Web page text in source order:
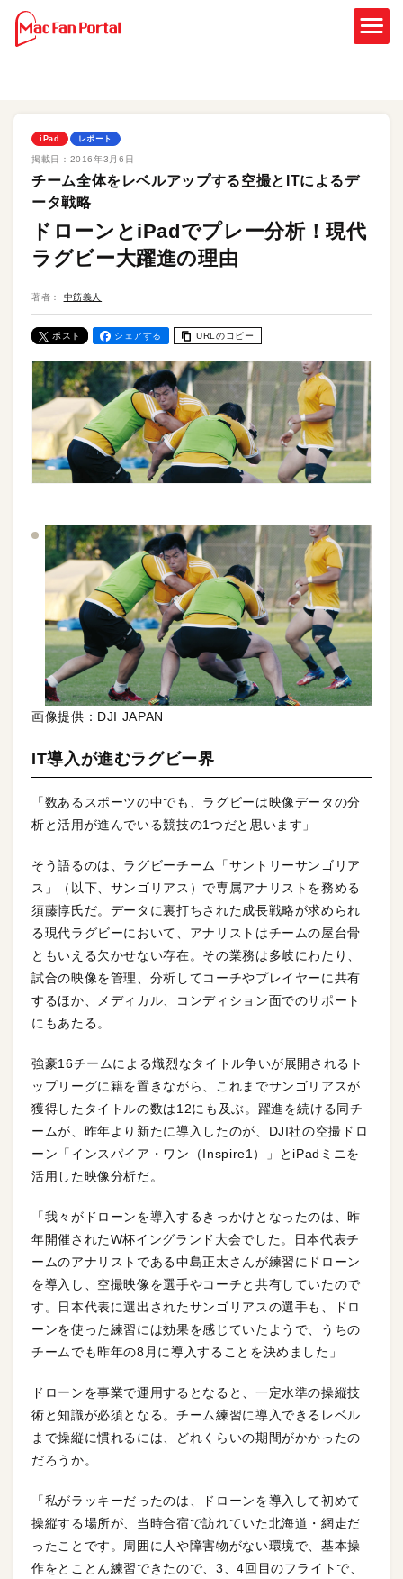
iPad レポート
掲載日： 2016年3月6日
チーム全体をレベルアップする空撮とITによるデ
ータ戦略
ドローンとiPadでプレー分析！現代
ラグビー大躍進の理由
著者： 中筋義人
ポスト シェアする URLのコピー
画像提供：DJI JAPAN
IT導入が進むラグビー界
「数あるスポーツの中でも、ラグビーは映像データの分
析と活用が進んでいる競技の1つだと思います」
そう語るのは、ラグビーチーム「サントリーサンゴリア
ス」（以下、サンゴリアス）で専属アナリストを務める
須藤惇氏だ。データに裏打ちされた成長戦略が求められ
る現代ラグビーにおいて、アナリストはチームの屋台骨
ともいえる欠かせない存在。その業務は多岐にわたり、
試合の映像を管理、分析してコーチやプレイヤーに共有
するほか、メディカル、コンディション面でのサポート
にもあたる。
強豪16チームによる熾烈なタイトル争いが展開されるト
ップリーグに籍を置きながら、これまでサンゴリアスが
獲得したタイトルの数は12にも及ぶ。躍進を続ける同チ
ームが、昨年より新たに導入したのが、DJI社の空撮ドロ
ーン「インスパイア・ワン（Inspire1）」とiPadミニを
活用した映像分析だ。
「我々がドローンを導入するきっかけとなったのは、昨
年開催されたW杯イングランド大会でした。日本代表チ
ームのアナリストである中島正太さんが練習にドローン
を導入し、空撮映像を選手やコーチと共有していたので
す。日本代表に選出されたサンゴリアスの選手も、ドロ
ーンを使った練習には効果を感じていたようで、うちの
チームでも昨年の8月に導入することを決めました」
ドローンを事業で運用するとなると、一定水準の操縦技
術と知識が必須となる。チーム練習に導入できるレベル
まで操縦に慣れるには、どれくらいの期間がかかったの
だろうか。
「私がラッキーだったのは、ドローンを導入して初めて
操縦する場所が、当時合宿で訪れていた北海道・網走だ
ったことです。周囲に人や障害物がない環境で、基本操
作をとことん練習できたので、3、4回目のフライトで、